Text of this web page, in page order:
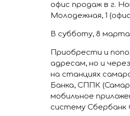
офис продаж в г.
Молодежная, 1 (офис
В субботу, 8
Приобрести и
адресам, но и
на станциях
Банка, СППК
мобильное
систему Сбербанк